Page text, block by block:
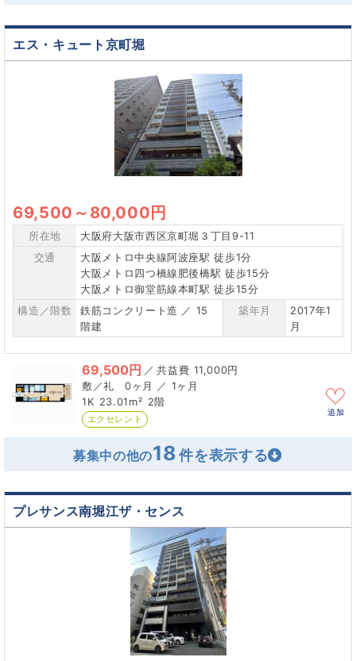
エス・キュート京町堀
69,500 ～ 80,000円
所在地
大阪府大阪市西区京町堀３丁目9-11
交通
大阪メトロ中央線阿波座駅 徒歩1分
大阪メトロ四つ橋線肥後橋駅 徒歩15分
大阪メトロ御堂筋線本町駅 徒歩15分
構造／階数
鉄筋コンクリート造 ／ 15
階建
築年月
2017年1
月
69,500円 ／
11,000円
0ヶ月 ／ 1ヶ月
1K 23.01m² 2階
エクセレント
追加
募集中の他の18
プレサンス南堀江ザ・センス